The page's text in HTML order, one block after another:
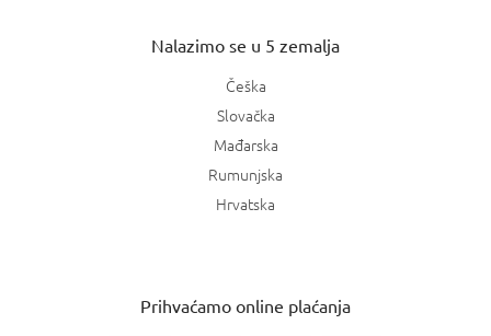
Nalazimo se u 5 zemalja
Češka
Slovačka
Mađarska
Rumunjska
Hrvatska
Prihvaćamo online plaćanja